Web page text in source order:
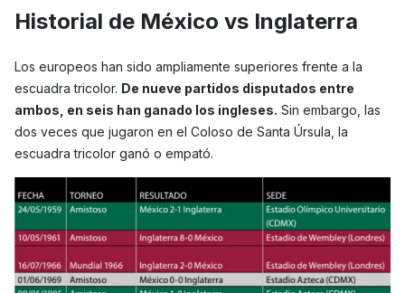
Historial de México vs Inglaterra
Los europeos han sido ampliamente superiores frente a la
escuadra tricolor. De nueve partidos disputados entre
ambos, en seis han ganado los ingleses. Sin embargo, las
dos veces que jugaron en el Coloso de Santa Úrsula, la
escuadra tricolor ganó o empató.